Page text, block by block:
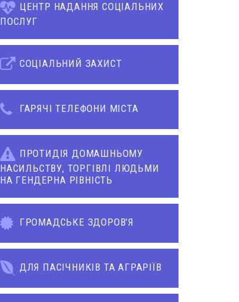
ЦЕНТР НАДАННЯ СОЦІАЛЬНИХ
ПОСЛУГ
СОЦІАЛЬНИЙ ЗАХИСТ
ГАРЯЧІ ТЕЛЕФОНИ МІСТА
ПРОТИДІЯ ДОМАШНЬОМУ
НАСИЛЬСТВУ, ТОРГІВЛІ ЛЮДЬМИ
НА ГЕНДЕРНА РІВНІСТЬ
ГРОМАДСЬКЕ ЗДОРОВ’Я
ДЛЯ ПАСІЧНИКІВ ТА АГРАРІЇВ